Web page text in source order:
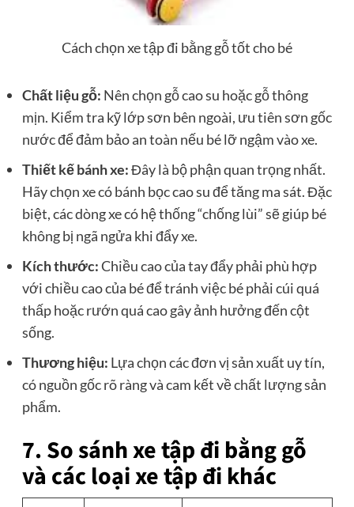
Cách chọn xe tập đi bằng gỗ tốt cho bé
Chất liệu gỗ: Nên chọn gỗ cao su hoặc gỗ thông
mịn. Kiểm tra kỹ lớp sơn bên ngoài, ưu tiên sơn gốc
nước để đảm bảo an toàn nếu bé lỡ ngậm vào xe.
Thiết kế bánh xe:Đây là bộ phận quan trọng nhất.
Hãy chọn xe có bánh bọc cao su để tăng ma sát. Đặc
biệt, các dòng xe có hệ thống “chống lùi” sẽ giúp bé
không bị ngã ngửa khi đẩy xe.
Kích thước:Chiều cao của tay đẩy phải phù hợp
với chiều cao của bé để tránh việc bé phải cúi quá
thấp hoặc rướn quá cao gây ảnh hưởng đến cột
sống.
Thương hiệu: Lựa chọn các đơn vị sản xuất uy tín,
có nguồn gốc rõ ràng và cam kết về chất lượng sản
phẩm.
7. So sánh xe tập đi bằng gỗ
và các loại xe tập đi khác